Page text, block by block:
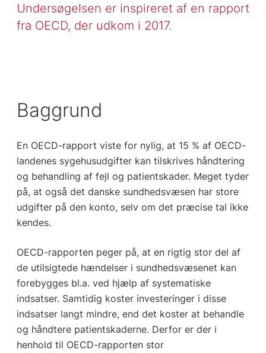
Undersøgelsen er inspireret af en rapport
fra OECD, der udkom i 2017.
Baggrund
En OECD-rapport viste for nylig, at 15 % af OECD-
landenes sygehusudgifter kan tilskrives håndtering
og behandling af fejl og patientskader. Meget tyder
på, at også det danske sundhedsvæsen har store
udgifter på den konto, selv om det præcise tal ikke
kendes.
OECD-rapporten peger på, at en rigtig stor del af
de utilsigtede hændelser i sundhedsvæsenet kan
forebygges bl.a. ved hjælp af systematiske
indsatser. Samtidig koster investeringer i disse
indsatser langt mindre, end det koster at behandle
og håndtere patientskaderne. Derfor er der i
henhold til OECD-rapporten stor